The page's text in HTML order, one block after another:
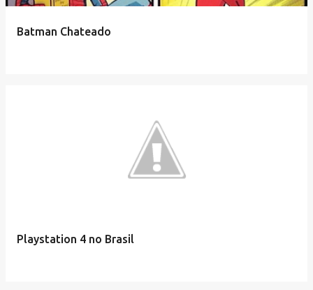
Batman Chateado
Playstation 4 no Brasil